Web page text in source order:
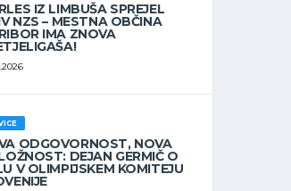
IZ LIMBUŠA SPREJEL
NZS – MESTNA OBČINA
IMA ZNOVA
ODGOVORNOST, NOVA
DEJAN GERMIČ O
V OLIMPIJSKEM KOMITEJU